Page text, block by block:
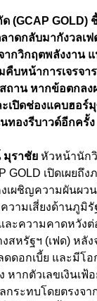
(GCAP GOLD)
าดกลับมากังวลเฟ
จากวิกฤตพลังงาน
คืบหน้าการเจรจา
ถาน หากข้อตกลง
เปิดช่องแคบฮอร์
ทองรีบาวด์อีกครั้ง
มุราชัย หัวหน้านัก
GOLD เปิดเผยถึ
เผชิญความผันผว
วามเสี่ยงด้านภูมิ
ละความคาดหวังต่
สหรัฐฯ (เฟด) หลั
ดดอกเบี้ย และมีโ
หากตัวเลขเงินเฟ้
กระทบโดยตรงจ